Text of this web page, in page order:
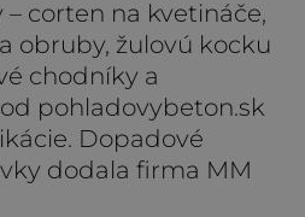
corten na kvetináče,
obruby, žulovú kocku
chodníky a
pohladovybeton.sk
Dopadové
dodala firma MM